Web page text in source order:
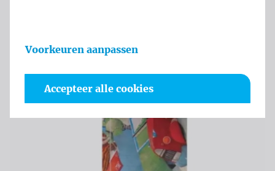
Voorkeuren aanpassen
Accepteer alle cookies